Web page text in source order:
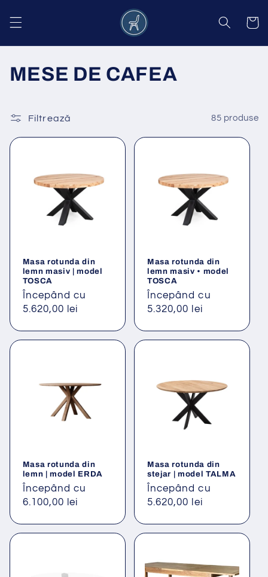
conținut
Coș
C
l
e
MESE DE CAFEA
Filtrează 85 produse
Masa rotunda din
lemn masiv | model
TOSCA
Preț
obișnuit
Începând cu
5.620,00 lei
Masa rotunda din
lemn masiv • model
TOSCA
Preț
obișnuit
Începând cu
5.320,00 lei
Masa rotunda din
lemn | model ERDA
Preț
obișnuit
Începând cu
6.100,00 lei
Masa rotunda din
stejar | model TALMA
Preț
obișnuit
Începând cu
5.620,00 lei